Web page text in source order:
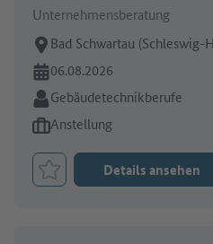
Unternehmensberatung
Arbeitsort:
Bad Schwartau (Schleswig-
Online seit:
06.08.2026
Branche:
Gebäudetechnikberufe
Art des Jobangebots:
Anstellung
Job merken
Details ansehen